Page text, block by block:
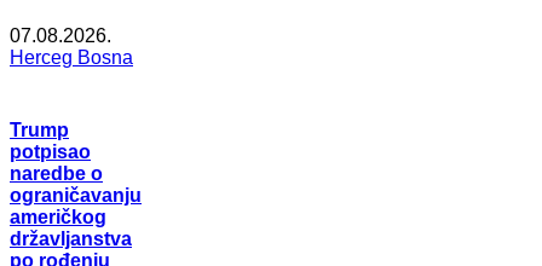
07.08.2026.
Herceg Bosna
Trump
potpisao
naredbe o
ograničavanju
američkog
državljanstva
po rođenju